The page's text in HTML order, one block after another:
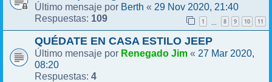
Último mensaje por Berth « 29 Nov 2020, 21:40
Respuestas: 109 1 8 9 10 11
QUÉDATE EN CASA ESTILO JEEP
Último mensaje por Renegado Jim « 27 Mar 2020,
08:20
Respuestas: 4